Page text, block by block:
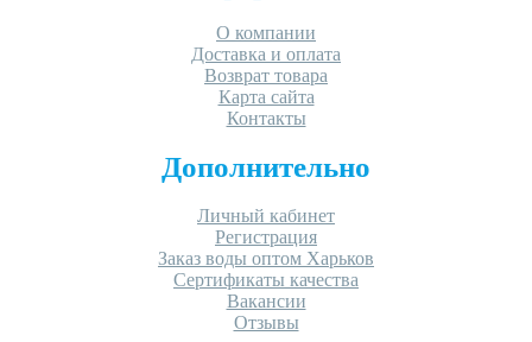
О компании
Доставка и оплата
Возврат товара
Карта сайта
Контакты
Дополнительно
Личный кабинет
Регистрация
Заказ воды оптом Харьков
Сертификаты качества
Вакансии
Отзывы